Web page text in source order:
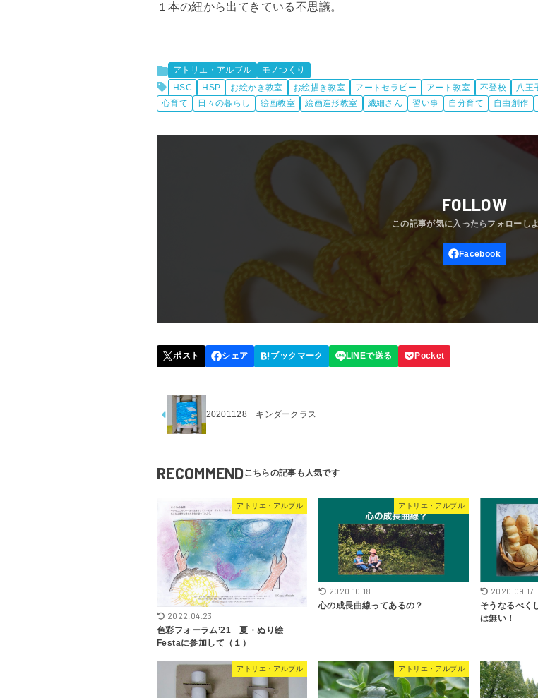
１本の紐から出てきている不思議。
アトリエ・アルブル
モノつくり
HSC
HSP お絵かき教室 お絵描き教室 アートセラピー アート教室 不登校 八王
心育て
日々の暮らし 絵画教室 絵画造形教室 繊細さん 習い事 自分育て 自由創作
FOLLOW
20201128 キンダークラス
RECOMMEND
アトリエ・アルブル
2022.04.23
色彩フォーラム’21 夏・ぬり絵
Festaに参加して（１）
アトリエ・アルブル
2020.10.18
心の成長曲線ってあるの？
2020.09.17
そうなるべく
は無い！
アトリエ・アルブル アトリエ・アルブル